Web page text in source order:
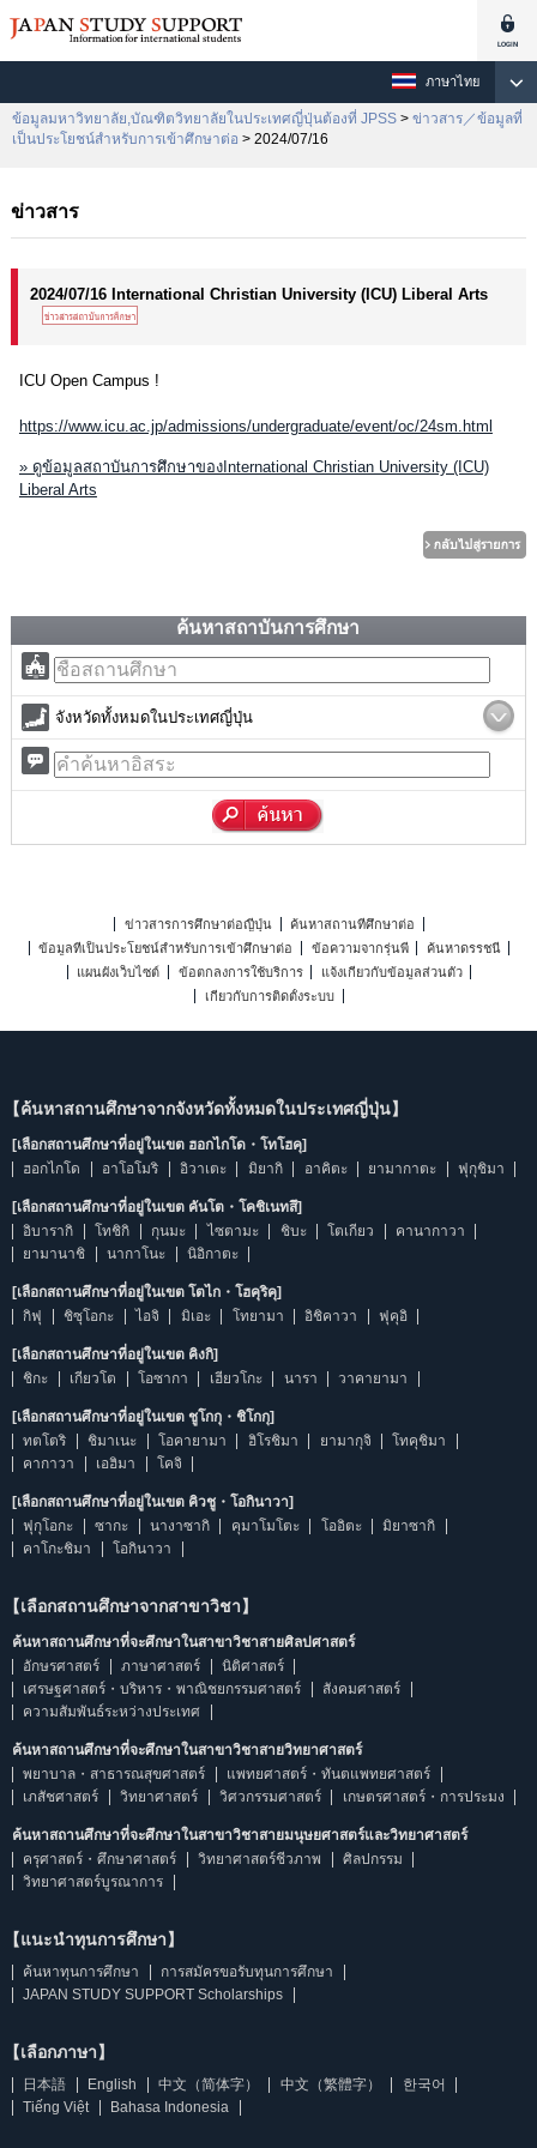
ภาษาไทย
ข้อมูลมหาวิทยาลัย,บัณฑิตวิทยาลัยในประเทศญี่ปุ่นต้องที่ JPSS > ข่าวสาร／ข้อมูลที่
เป็นประโยชน์สำหรับการเข้าศึกษาต่อ > 2024/07/16
ข่าวสาร
2024/07/16 International Christian University (ICU) Liberal Arts
ICU Open Campus !
https://www.icu.ac.jp/admissions/undergraduate/event/oc/24sm.html
» ดูข้อมูลสถาบันการศึกษาของInternational Christian University (ICU)
Liberal Arts
ค้นหาสถาบันการศึกษา
จังหวัดทั้งหมดในประเทศญี่ปุ่น
ข่าวสารการศึกษาต่อญี่ปุ่น
ค้นหาสถานที่ศึกษาต่อ
ข้อมูลที่เป็นประโยชน์สำหรับการเข้าศึกษาต่อ
ข้อความจากรุ่นพี่
ค้นหาดรรชนี
แผนผังเว็บไซต์
ข้อตกลงการใช้บริการ
แจ้งเกี่ยวกับข้อมูลส่วนตัว
เกี่ยวกับการติดตั้งระบบ
【ค้นหาสถานศึกษาจากจังหวัดทั้งหมดในประเทศญี่ปุ่น】
[เลือกสถานศึกษาที่อยู่ในเขต ฮอกไกโด・โทโฮคุ]
ฮอกไกโด
อาโอโมริ อิวาเตะ มิยากิ อาคิตะ ยามากาตะ ฟุกุชิมา
[เลือกสถานศึกษาที่อยู่ในเขต คันโต・โคชิเนทสึ]
อิบารากิ
โทชิกิ กุนมะ ไซตามะ ชิบะ โตเกียว
คานากาวา
ยามานาชิ
นากาโนะ นิอิกาตะ
[เลือกสถานศึกษาที่อยู่ในเขต โตไก・โฮคุริคุ]
กิฟุ
ชิซุโอกะ ไอจิ มิเอะ โทยามา อิชิคาวา ฟุคุอิ
[เลือกสถานศึกษาที่อยู่ในเขต คิงกิ]
ชิกะ
เกียวโต โอซากา เฮียวโกะ นารา วาคายามา
[เลือกสถานศึกษาที่อยู่ในเขต ชูโกกุ・ชิโกกุ]
ทตโตริ
ชิมาเนะ โอคายามา ฮิโรชิมา ยามากุจิ
โทคุชิมา
คากาวา
เอฮิมา โคจิ
[เลือกสถานศึกษาที่อยู่ในเขต คิวชู・โอกินาวา]
ฟุกุโอกะ
ซากะ นางาซากิ คุมาโมโตะ โออิตะ
มิยาซากิ
คาโกะชิมา
โอกินาวา
【เลือกสถานศึกษาจากสาขาวิชา】
ค้นหาสถานศึกษาที่จะศึกษาในสาขาวิชาสายศิลปศาสตร์
อักษรศาสตร์
ภาษาศาสตร์
นิติศาสตร์
เศรษฐศาสตร์・บริหาร・พาณิชยกรรมศาสตร์
สังคมศาสตร์
ความสัมพันธ์ระหว่างประเทศ
ค้นหาสถานศึกษาที่จะศึกษาในสาขาวิชาสายวิทยาศาสตร์
พยาบาล・สาธารณสุขศาสตร์
แพทยศาสตร์・ทันตแพทยศาสตร์
เภสัชศาสตร์
วิทยาศาสตร์ วิศวกรรมศาสตร์ เกษตรศาสตร์・การประมง
ค้นหาสถานศึกษาที่จะศึกษาในสาขาวิชาสายมนุษยศาสตร์และวิทยาศาสตร์
ครุศาสตร์・ศึกษาศาสตร์
วิทยาศาสตร์ชีวภาพ
ศิลปกรรม
วิทยาศาสตร์บูรณาการ
【แนะนำทุนการศึกษา】
ค้นหาทุนการศึกษา
การสมัครขอรับทุนการศึกษา
JAPAN STUDY SUPPORT Scholarships
【เลือกภาษา】
日本語 English 中文（简体字） 中文（繁體字）
한국어
Tiếng Việt
Bahasa Indonesia